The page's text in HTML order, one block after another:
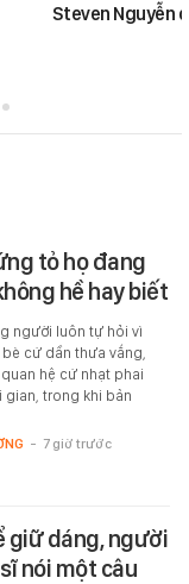
Steven Nguyễn
tỏ họ đang
hề hay biết
người luôn tự hỏi vì
cứ dần thưa vắng,
hệ cứ nhạt phai
gian, trong khi bản
- 7 giờ trước
giữ dáng, người
nói một câu